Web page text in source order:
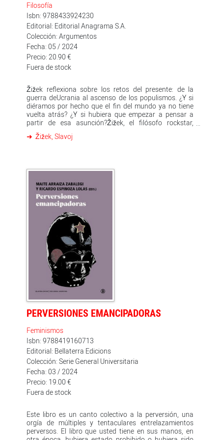
Filosofía
Isbn: 9788433924230
Editorial: Editorial Anagrama S.A.
Colección: Argumentos
Fecha: 05 / 2024
Precio: 20.90 €
Fuera de stock
Žižek reflexiona sobre los retos del presente: de la
guerra deUcrania al ascenso de los populismos. ¿Y si
diéramos por hecho que el fin del mundo ya no tiene
vuelta atrás? ¿Y si hubiera que empezar a pensar a
partir de esa asunción?Žižek, el filósofo rockstar,
analiza los retos del presente con su agudeza,
contundencia y dosis de provocación e ingenio
algunos casos muy cínicos); el ascenso de los
populismos; la situación de Palestina y los dobles
raseros; el calentamiento global; la cultura woke y sus
derivas; el caso Assange…Filosofía de urgencia para
pensar no el futuro y sus utopías, sino el presente y sus
desgarros. Reflexiones iluminadoras y nada
acomodaticias para desentrañar las trampas del
mundo en que vivimos. Una invitación a repensar
nuestra realidad.
Žižek, Slavoj
PERVERSIONES EMANCIPADORAS
Feminismos
Isbn: 9788419160713
Editorial: Bellaterra Edicions
Colección: Serie General Universitaria
Fecha: 03 / 2024
Precio: 19.00 €
Fuera de stock
Este libro es un canto colectivo a la perversión, una
orgía de múltiples y tentaculares entrelazamientos
perversos. El libro que usted tiene en sus manos, en